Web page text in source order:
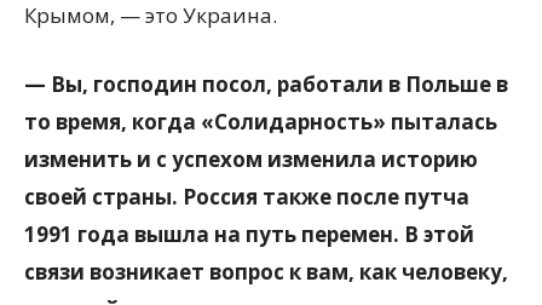
Крымом, — это Украина.
— Вы, господин посол, работали в Польше в
то время, когда «Солидарность» пыталась
изменить и с успехом изменила историю
своей страны. Россия также после путча
1991 года вышла на путь перемен. В этой
связи возникает вопрос к вам, как человеку,